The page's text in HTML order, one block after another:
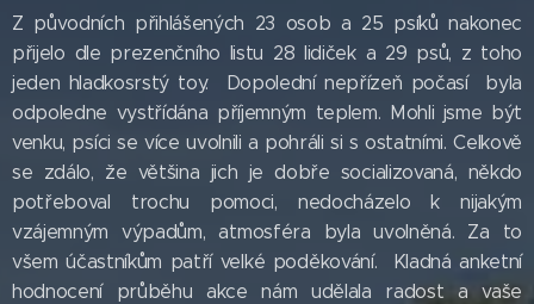
Z původních přihlášených 23 osob a 25 psíků nakonec
přijelo dle prezenčního listu 28 lidiček a 29 psů, z toho
jeden hladkosrstý toy. Dopolední nepřízeň počasí byla
odpoledne vystřídána příjemným teplem. Mohli jsme být
venku, psíci se více uvolnili a pohráli si s ostatními. Celkově
se zdálo, že většina jich je dobře socializovaná, někdo
potřeboval trochu pomoci, nedocházelo k nijakým
vzájemným výpadům, atmosféra byla uvolněná. Za to
všem účastníkům patří velké poděkování. Kladná anketní
hodnocení průběhu akce nám udělala radost a vaše